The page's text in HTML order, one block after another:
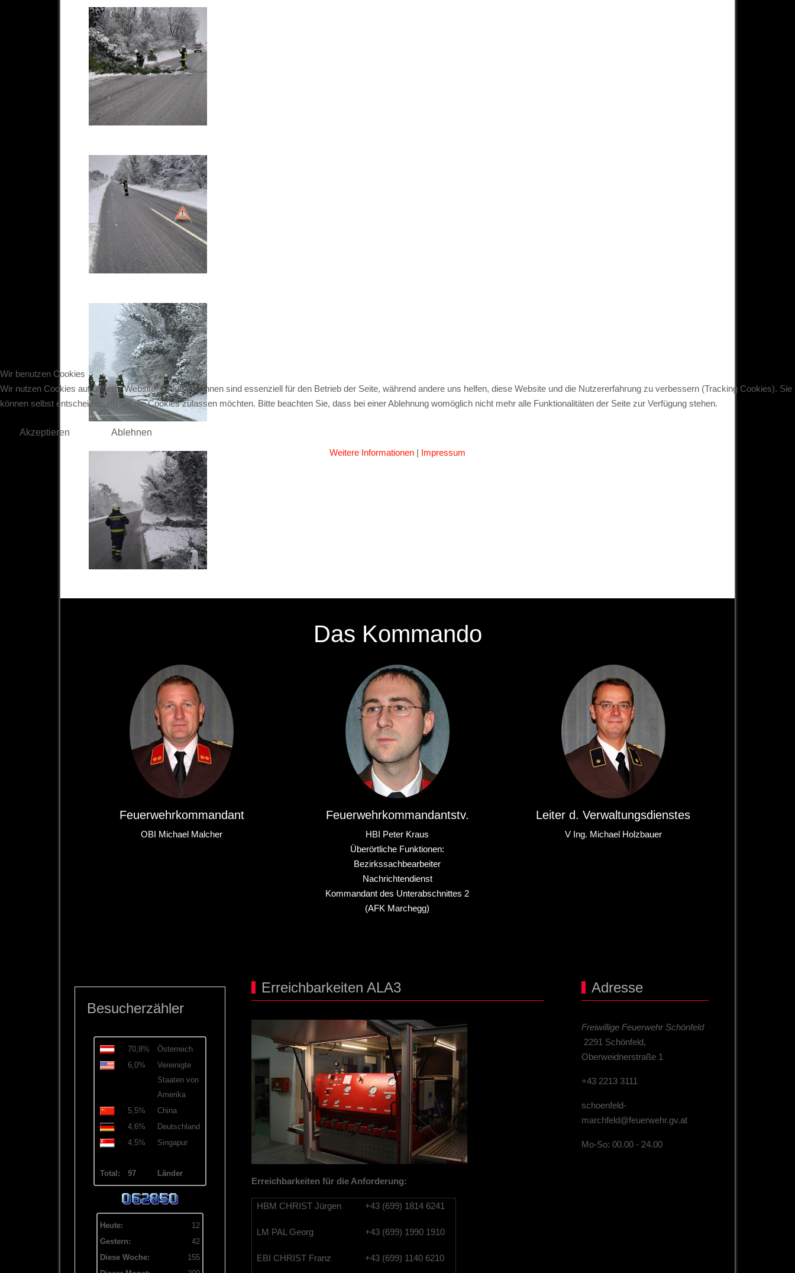
Das Kommando
Feuerwehrkommandant
OBI Michael Malcher
Feuerwehrkommandantstv.
HBI Peter Kraus
Überörtliche Funktionen:
Bezirkssachbearbeiter
Nachrichtendienst
Kommandant des Unterabschnittes 2
(AFK Marchegg)
Leiter d. Verwaltungsdienstes
V Ing. Michael Holzbauer
Besucherzähler
70,8%
Österreich
6,0%
Vereinigte
Staaten von
Amerika
5,5%
China
4,6%
Deutschland
4,5%
Singapur
Total: 97 Länder
Heute:
12
Gestern:
42
Diese Woche:
155
Erreichbarkeiten ALA3
Erreichbarkeiten für die Anforderung:
HBM CHRIST Jürgen +43 (699) 1814 6241
LM PAL Georg +43 (699) 1990 1910
EBI CHRIST Franz +43 (699) 1140 6210
Adresse
Freiwillige Feuerwehr Schönfeld
2291 Schönfeld,
Oberweidnerstraße 1
+43 2213 3111
schoenfeld-
marchfeld@feuerwehr.gv.at
Mo-So: 00.00 - 24.00
Wir benutzen Cookies
Wir nutzen Cookies auf unserer Website. Einige von ihnen sind essenziell für den Betrieb der Seite, während andere uns helfen, diese Website und die Nutzererfahrung zu verbessern (Tracking Cookies). Sie
können selbst entscheiden, ob Sie die Cookies zulassen möchten. Bitte beachten Sie, dass bei einer Ablehnung womöglich nicht mehr alle Funktionalitäten der Seite zur Verfügung stehen.
Akzeptieren
Ablehnen
Weitere Informationen | Impressum